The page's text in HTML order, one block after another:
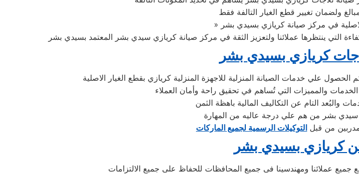
ولضمان تغيير قطع الغيار التالفة فقط
كريازي بسيدي بشر
علي خدمات الصيانة المنزلية للاجهزة المنزلية كريازي بقطع الغيار الاصلية
والمميزات التي تُساهم في تحقيق راحة وأمان العملاء
بشر من هم علي درجة عاليه من المهارة
من قبل التوكيلات الرسمية لجميع الماركات
كريازي بسيدي بشر
عملائنا ومهندسينا فى جميع المحافظات للحفاظ على جميع الالتزامات